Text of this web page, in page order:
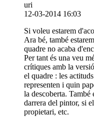
uri
12-03-2014 16:03
Si voleu estarem
Ara bé, també
quadre no acaba
Per tant és una veu
crítiques amb la
el quadre : les
representen i quin
la descoberta.
darrera del pintor, si
propietari, etc.